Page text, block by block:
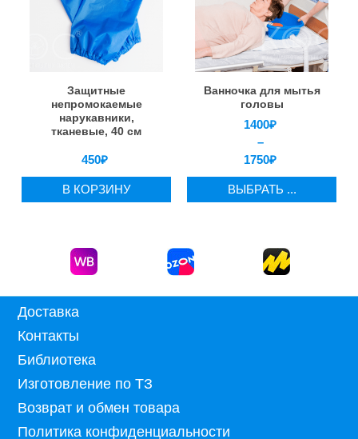
Защитные
непромокаемые
нарукавники,
тканевые, 40 см
450₽
В КОРЗИНУ
Ванночка для мытья
головы
1400₽
–
1750₽
ВЫБРАТЬ ...
Доставка
Контакты
Библиотека
Изготовление по ТЗ
Возврат и обмен товара
Политика конфиденциальности